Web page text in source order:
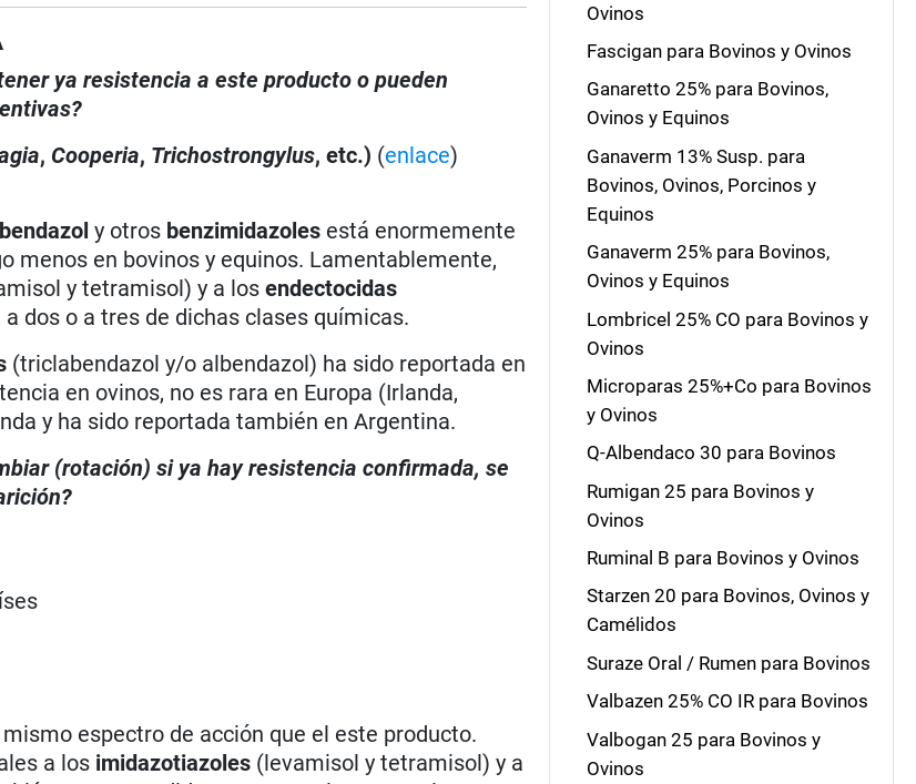
ya resistencia a este producto o pueden
, Cooperia, Trichostrongylus, etc.) (enlace)
y otros benzimidazoles está enormemente
menos en bovinos y equinos. Lamentablemente,
y tetramisol) y a losendectocidas
dos o a tres de dichas clases químicas.
(triclabendazol y/o albendazol) ha sido reportada en
en ovinos, no es rara en Europa (Irlanda,
y ha sido reportada también en Argentina.
(rotación) si ya hay resistencia confirmada, se
espectro de acción que el este producto.
a los imidazotiazoles (levamisol y tetramisol) y a
Ovinos
Fascigan para Bovinos y Ovinos
Ganaretto 25% para Bovinos,
Ovinos y Equinos
Ganaverm 13% Susp. para
Bovinos, Ovinos, Porcinos y
Equinos
Ganaverm 25% para Bovinos,
Ovinos y Equinos
Lombricel 25% CO para Bovinos y
Ovinos
Microparas 25%+Co para Bovinos
y Ovinos
Q-Albendaco 30 para Bovinos
Rumigan 25 para Bovinos y
Ovinos
Ruminal B para Bovinos y Ovinos
Starzen 20 para Bovinos, Ovinos y
Camélidos
Suraze Oral / Rumen para Bovinos
Valbazen 25% CO IR para Bovinos
Valbogan 25 para Bovinos y
Ovinos